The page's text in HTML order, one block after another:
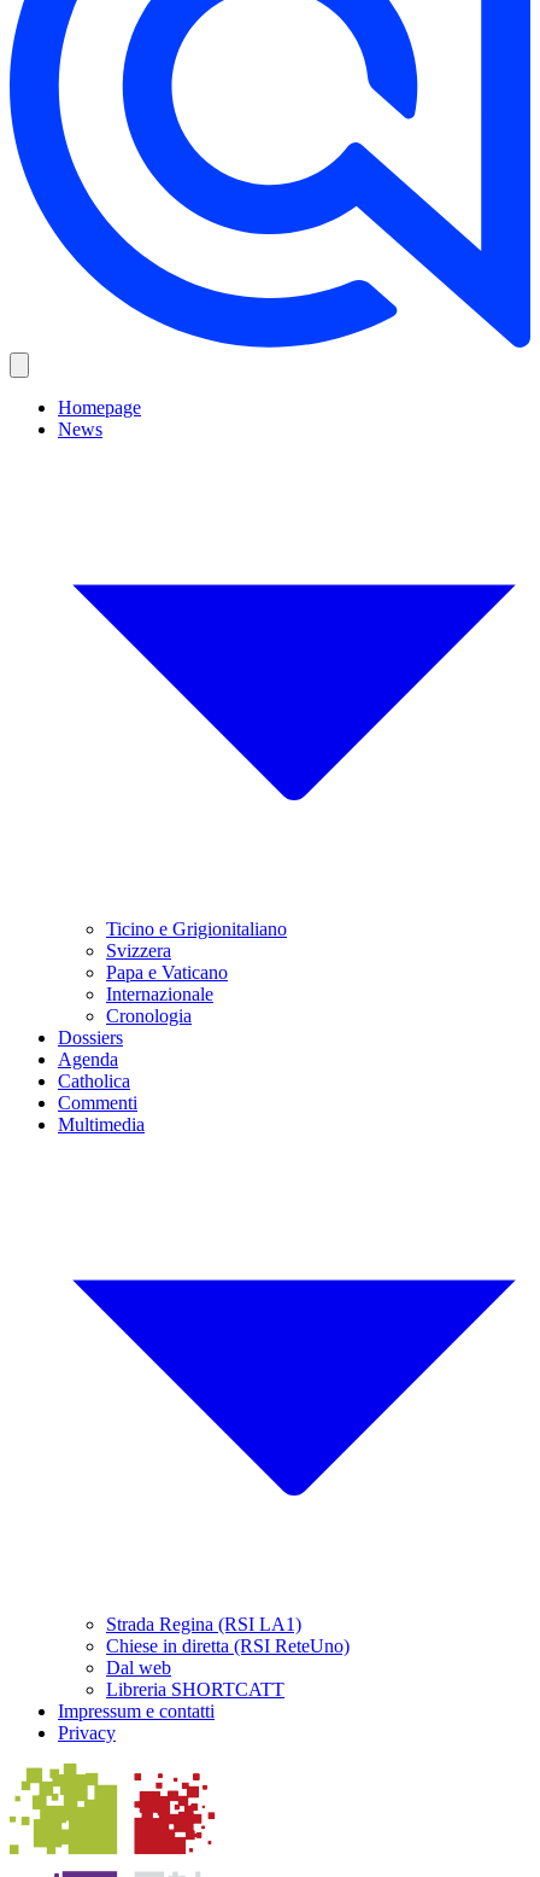
Homepage
News
Ticino e Grigionitaliano
Svizzera
Papa e Vaticano
Internazionale
Cronologia
Dossiers
Agenda
Catholica
Commenti
Multimedia
Strada Regina (RSI LA1)
Chiese in diretta (RSI ReteUno)
Dal web
Libreria SHORTCATT
Impressum e contatti
Privacy